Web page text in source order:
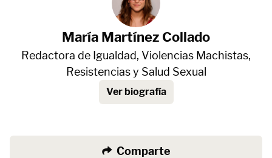
María Martínez Collado
Redactora de Igualdad, Violencias Machistas,
Resistencias y Salud Sexual
Ver biografía
Comparte